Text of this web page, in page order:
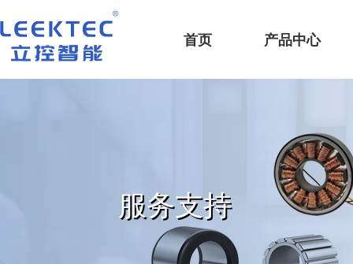
深圳市立控智能科技有限公司
首页
产品中心
服务支持